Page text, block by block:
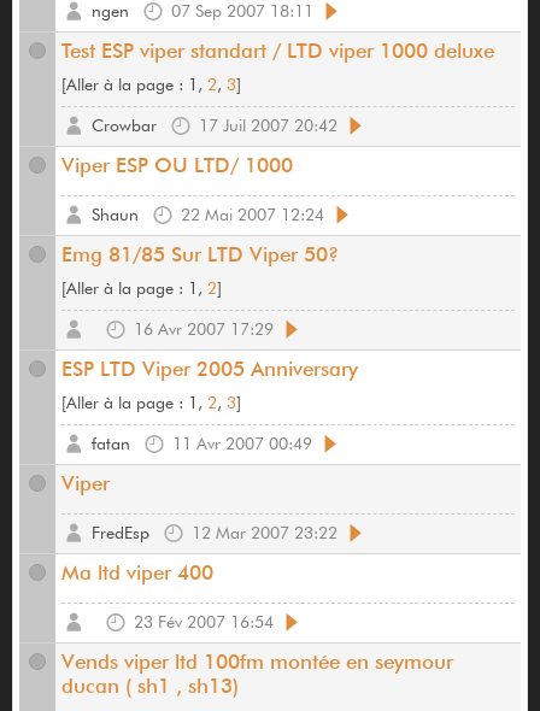
07 Sep 2007 18:11
ngen
Test ESP viper standart / LTD viper 1000 deluxe
[Aller à la page : 1, 2, 3]
17 Juil 2007 20:42
Crowbar
Viper ESP OU LTD/ 1000
22 Mai 2007 12:24
Shaun
Emg 81/85 Sur LTD Viper 50?
[Aller à la page : 1, 2]
16 Avr 2007 17:29
ESP LTD Viper 2005 Anniversary
[Aller à la page : 1, 2, 3]
11 Avr 2007 00:49
fatan
Viper
12 Mar 2007 23:22
FredEsp
Ma ltd viper 400
23 Fév 2007 16:54
Vends viper ltd 100fm montée en seymour
ducan ( sh1 , sh13)